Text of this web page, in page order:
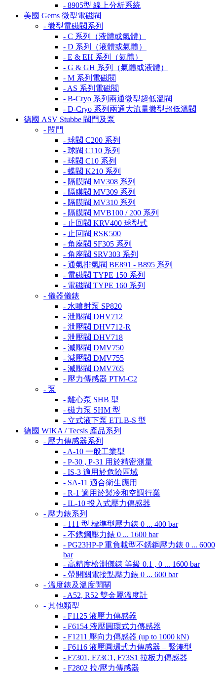
- 8905型 線上分析系統
美國 Gems 微型電磁閥
- 微型電磁閥系列
- C 系列（液體或氣體）
- D 系列（液體或氣體）
- E & EH 系列（氣體）
- G & GH 系列（氣體或液體）
- M 系列電磁閥
- AS 系列電磁閥
- B-Cryo 系列兩通微型超低溫閥
- D-Cryo 系列兩通大流量微型超低溫閥
德國 ASV Stubbe 閥門及泵
- 閥門
- 球閥 C200 系列
- 球閥 C110 系列
- 球閥 C10 系列
- 蝶閥 K210 系列
- 隔膜閥 MV308 系列
- 隔膜閥 MV309 系列
- 隔膜閥 MV310 系列
- 隔膜閥 MVB100 / 200 系列
- 止回閥 KRV400 球型式
- 止回閥 RSK500
- 角座閥 SF305 系列
- 角座閥 SRV303 系列
- 通氣排氣閥 BE891 - B895 系列
- 電磁閥 TYPE 150 系列
- 電磁閥 TYPE 160 系列
- 儀器儀錶
- 水噴射泵 SP820
- 泄壓閥 DHV712
- 泄壓閥 DHV712-R
- 泄壓閥 DHV718
- 減壓閥 DMV750
- 減壓閥 DMV755
- 減壓閥 DMV765
- 壓力傳感器 PTM-C2
- 泵
- 離心泵 SHB 型
- 磁力泵 SHM 型
- 立式液下泵 ETLB-S 型
德國 WIKA / Tecsis 產品系列
- 壓力傳感器系列
- A-10 一般工業型
- P-30 , P-31 用於精密測量
- IS-3 適用於危險區域
- SA-11 適合衛生應用
- R-1 適用於製冷和空調行業
- IL-10 投入式壓力傳感器
- 壓力錶系列
- 111 型 標準型壓力錶 0 ... 400 bar
- 不銹鋼壓力錶 0 ... 1600 bar
- PG23HP-P 重負載型不銹鋼壓力錶 0 ... 6000
bar
- 高精度檢測儀錶 等級 0.1 , 0 ... 1600 bar
- 帶開關電接點壓力錶 0 ... 600 bar
- 溫度錶及溫度開關
- A52, R52 雙金屬溫度計
- 其他類型
- F1125 液壓力傳感器
- F6154 液壓圓環式力傳感器
- F1211 壓向力傳感器 (up to 1000 kN)
- F6116 液壓圓環式力傳感器 – 緊湊型
- F7301, F73C1, F73S1 拉板力傳感器
- F2802 拉/壓力傳感器